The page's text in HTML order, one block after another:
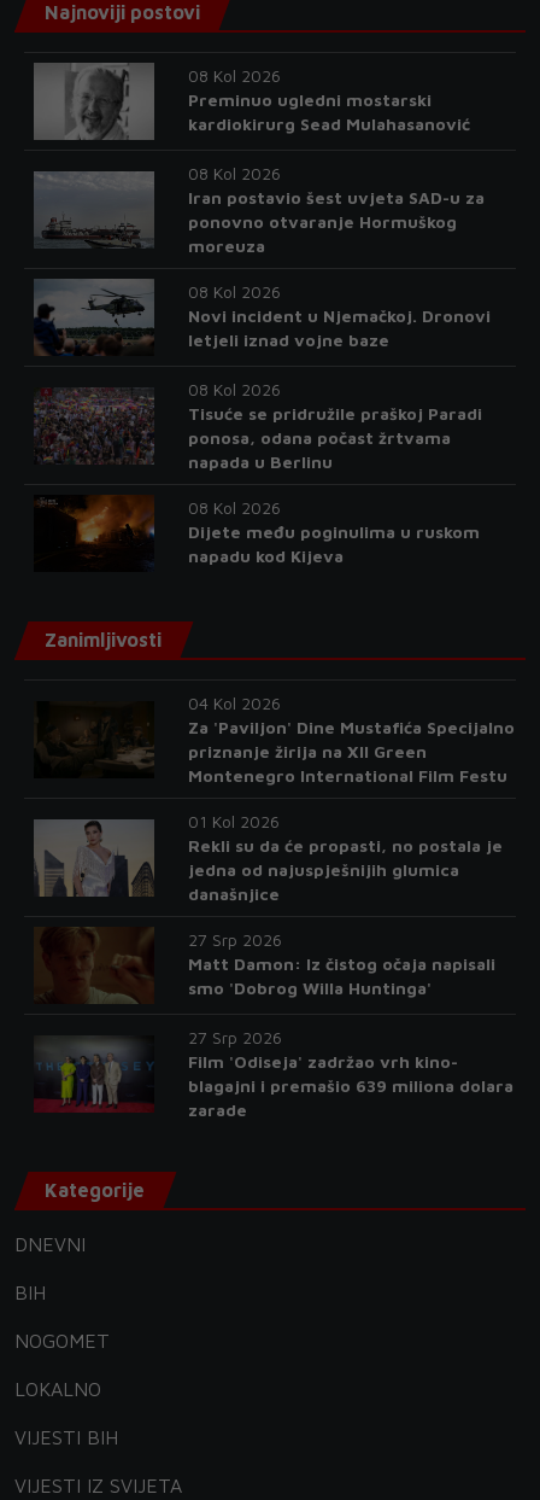
Najnoviji postovi
08 Kol 2026
Preminuo ugledni mostarski
kardiokirurg Sead Mulahasanović
08 Kol 2026
Iran postavio šest uvjeta SAD-u za
ponovno otvaranje Hormuškog
moreuza
08 Kol 2026
Novi incident u Njemačkoj. Dronovi
letjeli iznad vojne baze
08 Kol 2026
Tisuće se pridružile praškoj Paradi
ponosa, odana počast žrtvama
napada u Berlinu
08 Kol 2026
Dijete među poginulima u ruskom
napadu kod Kijeva
Zanimljivosti
04 Kol 2026
Za 'Paviljon' Dine Mustafića Specijalno
priznanje žirija na XII Green
Montenegro International Film Festu
01 Kol 2026
Rekli su da će propasti, no postala je
jedna od najuspješnijih glumica
današnjice
27 Srp 2026
Matt Damon: Iz čistog očaja napisali
smo 'Dobrog Willa Huntinga'
27 Srp 2026
Film 'Odiseja' zadržao vrh kino-
blagajni i premašio 639 miliona dolara
zarade
Kategorije
DNEVNI
BIH
NOGOMET
LOKALNO
VIJESTI BIH
VIJESTI IZ SVIJETA